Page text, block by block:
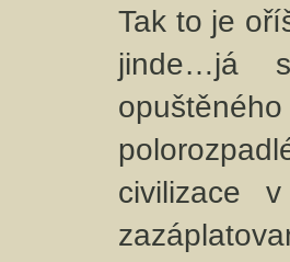
Tak to je
jinde…já
civilizace